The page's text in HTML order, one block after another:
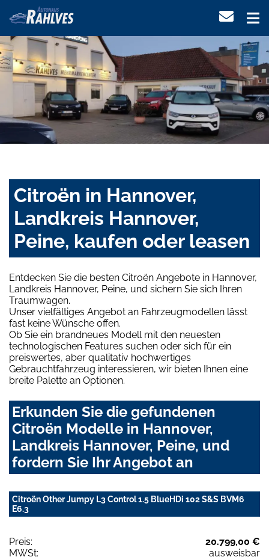
Citroën in Hannover,
Landkreis Hannover,
Peine, kaufen oder leasen
Entdecken Sie die besten Citroën Angebote in Hannover,
Landkreis Hannover, Peine, und sichern Sie sich Ihren
Traumwagen.
Unser vielfältiges Angebot an Fahrzeugmodellen lässt
fast keine Wünsche offen.
Ob Sie ein brandneues Modell mit den neuesten
technologischen Features suchen oder sich für ein
preiswertes, aber qualitativ hochwertiges
Gebrauchtfahrzeug interessieren, wir bieten Ihnen eine
breite Palette an Optionen.
Erkunden Sie die gefundenen
Citroën Modelle in Hannover,
Landkreis Hannover, Peine, und
fordern Sie Ihr Angebot an
Citroën Other Jumpy L3 Control 1.5 BlueHDi 102 S&S BVM6
E6.3
Preis:
20.799,00 €
MWSt:
ausweisbar